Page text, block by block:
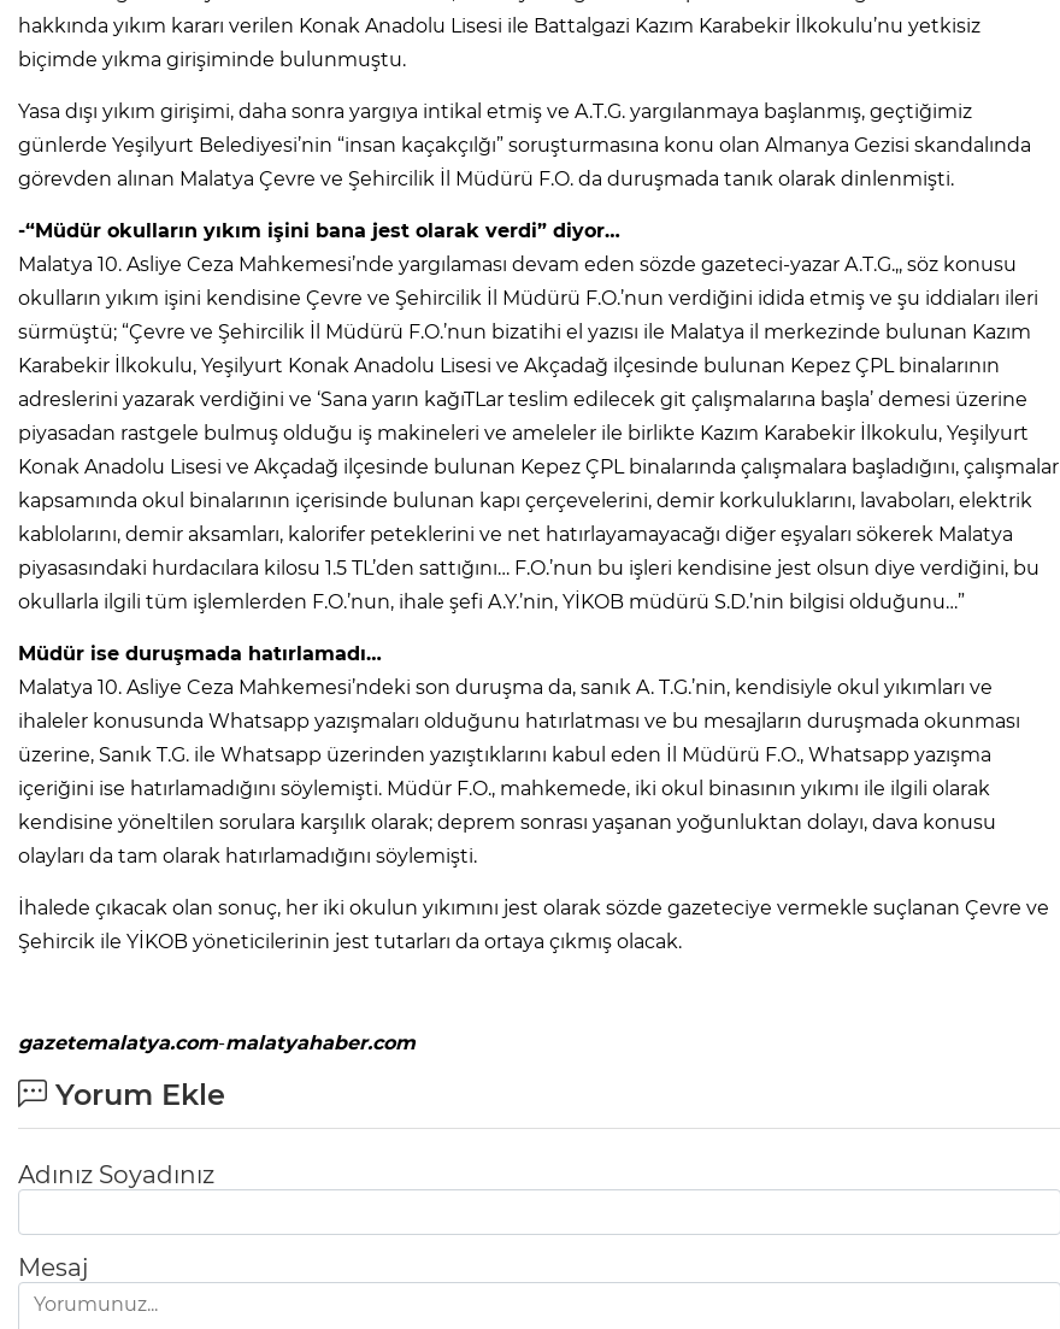
hakkında yıkım kararı verilen Konak Anadolu Lisesi ile Battalgazi Kazım Karabekir İlkokulu’nu yetkisiz
biçimde yıkma girişiminde bulunmuştu.
Yasa dışı yıkım girişimi, daha sonra yargıya intikal etmiş ve A.T.G. yargılanmaya başlanmış, geçtiğimiz
günlerde Yeşilyurt Belediyesi’nin “insan kaçakçılğı” soruşturmasına konu olan Almanya Gezisi skandalında
görevden alınan Malatya Çevre ve Şehircilik İl Müdürü F.O. da duruşmada tanık olarak dinlenmişti.
-“Müdür okulların yıkım işini bana jest olarak verdi” diyor…
Malatya 10. Asliye Ceza Mahkemesi’nde yargılaması devam eden sözde gazeteci-yazar A.T.G.,, söz konusu
okulların yıkım işini kendisine Çevre ve Şehircilik İl Müdürü F.O.’nun verdiğini idida etmiş ve şu iddiaları ileri
sürmüştü; “Çevre ve Şehircilik İl Müdürü F.O.’nun bizatihi el yazısı ile Malatya il merkezinde bulunan Kazım
Karabekir İlkokulu, Yeşilyurt Konak Anadolu Lisesi ve Akçadağ ilçesinde bulunan Kepez ÇPL binalarının
adreslerini yazarak verdiğini ve ‘Sana yarın kağıTLar teslim edilecek git çalışmalarına başla’ demesi üzerine
piyasadan rastgele bulmuş olduğu iş makineleri ve ameleler ile birlikte Kazım Karabekir İlkokulu, Yeşilyurt
Konak Anadolu Lisesi ve Akçadağ ilçesinde bulunan Kepez ÇPL binalarında çalışmalara başladığını, çalışmalar
kapsamında okul binalarının içerisinde bulunan kapı çerçevelerini, demir korkuluklarını, lavaboları, elektrik
kablolarını, demir aksamları, kalorifer peteklerini ve net hatırlayamayacağı diğer eşyaları sökerek Malatya
piyasasındaki hurdacılara kilosu 1.5 TL’den sattığını… F.O.’nun bu işleri kendisine jest olsun diye verdiğini, bu
okullarla ilgili tüm işlemlerden F.O.’nun, ihale şefi A.Y.’nin, YİKOB müdürü S.D.’nin bilgisi olduğunu…”
Müdür ise duruşmada hatırlamadı…
Malatya 10. Asliye Ceza Mahkemesi’ndeki son duruşma da, sanık A. T.G.’nin, kendisiyle okul yıkımları ve
ihaleler konusunda Whatsapp yazışmaları olduğunu hatırlatması ve bu mesajların duruşmada okunması
üzerine, Sanık T.G. ile Whatsapp üzerinden yazıştıklarını kabul eden İl Müdürü F.O., Whatsapp yazışma
içeriğini ise hatırlamadığını söylemişti. Müdür F.O., mahkemede, iki okul binasının yıkımı ile ilgili olarak
kendisine yöneltilen sorulara karşılık olarak; deprem sonrası yaşanan yoğunluktan dolayı, dava konusu
olayları da tam olarak hatırlamadığını söylemişti.
İhalede çıkacak olan sonuç, her iki okulun yıkımını jest olarak sözde gazeteciye vermekle suçlanan Çevre ve
Şehircik ile YİKOB yöneticilerinin jest tutarları da ortaya çıkmış olacak.
gazetemalatya.com-malatyahaber.com
Yorum Ekle
Adınız Soyadınız
Mesaj